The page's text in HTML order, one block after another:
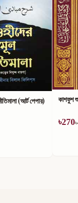
মহান
৳186